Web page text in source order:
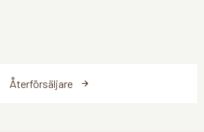
Återförsäljare